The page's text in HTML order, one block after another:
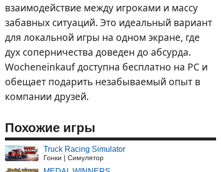
взаимодействие между игроками и массу
забавных ситуаций. Это идеальный вариант
для локальной игры на одном экране, где
дух соперничества доведен до абсурда.
Wocheneinkauf доступна бесплатно на PC и
обещает подарить незабываемый опыт в
компании друзей.
Похожие игры
Truck Racing Simulator
Гонки | Симулятор